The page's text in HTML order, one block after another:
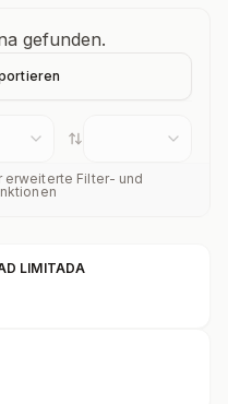
gefunden.
erweiterte Filter- und
LIMITADA